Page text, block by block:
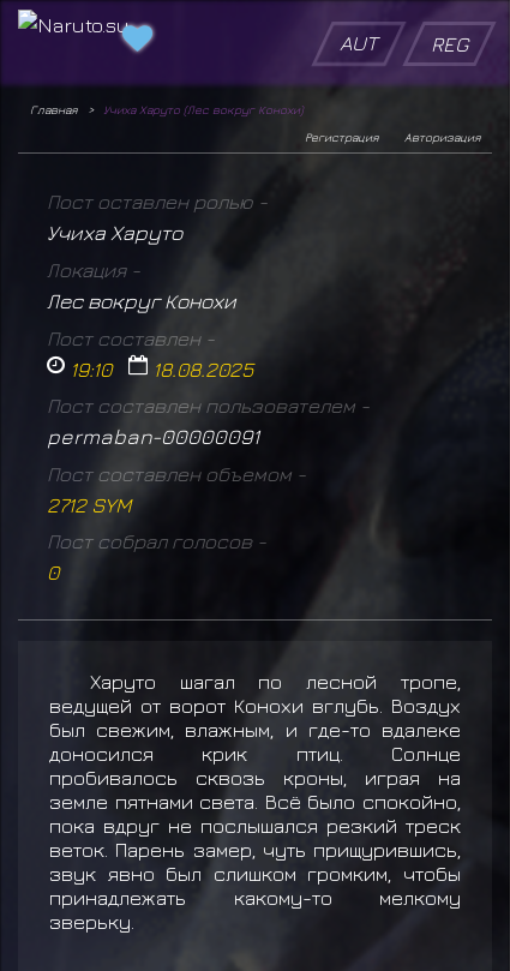
AUT REG
Главная
Учиха Харуто (Лес вокруг Конохи)
Авторизация
Регистрация
Пост оставлен ролью -
Учиха Харуто
Локация -
Лес вокруг Конохи
Пост составлен -
19:10 18.08.2025
Пост составлен пользователем -
permaban-00000091
Пост составлен объемом -
2712 SYM
Пост собрал голосов -
0
Харуто шагал по лесной тропе,
ведущей от ворот Конохи вглубь. Воздух
был свежим, влажным, и где-то вдалеке
доносился крик птиц. Солнце
пробивалось сквозь кроны, играя на
земле пятнами света. Всё было спокойно,
пока вдруг не послышался резкий треск
веток. Парень замер, чуть прищурившись,
звук явно был слишком громким, чтобы
принадлежать какому-то мелкому
зверьку.